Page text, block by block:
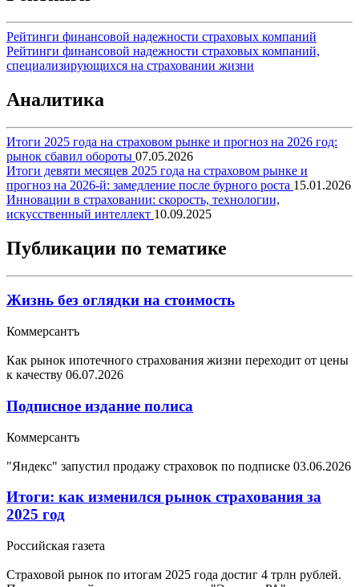
Рейтинги финансовой надежности страховых компаний
Рейтинги финансовой надежности страховых компаний,
специализирующихся на страховании жизни
Аналитика
Итоги 2025 года на страховом рынке и прогноз на 2026 год:
рынок сбавил обороты 07.05.2026
Итоги девяти месяцев 2025 года на страховом рынке и
прогноз на 2026-й: замедление после бурного роста 15.01.2026
Инновации в страховании: скорость, технологии,
искусственный интеллект 10.09.2025
Публикации по тематике
Жизнь без оглядки на стоимость
Коммерсантъ
Как рынок ипотечного страхования жизни переходит от цены
к качеству 06.07.2026
Подписное издание полиса
Коммерсантъ
"Яндекс" запустил продажу страховок по подписке 03.06.2026
Итоги: как изменился рынок страхования за
2025 год
Российская газета
Страховой рынок по итогам 2025 года достиг 4 трлн рублей.